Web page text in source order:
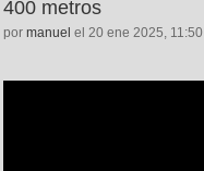
400 metros
por manuel el 20 ene 2025, 11:50